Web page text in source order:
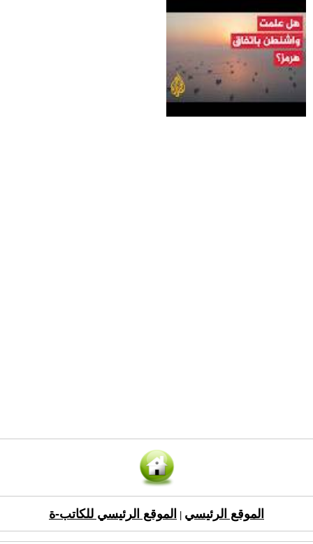
الموقع الرئيسي الموقع الرئيسي للكاتب-ة